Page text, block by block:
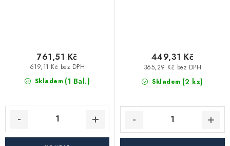
Skladem (1 Bal.)
619,11 Kč bez DPH
761,51 Kč
Skladem (2 ks)
365,29 Kč bez DPH
449,31 Kč